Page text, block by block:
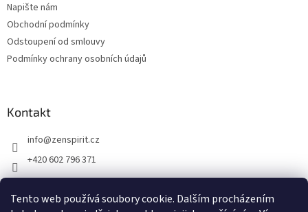
Tento web používá soubory cookie. Dalším procházením
Napište nám
Obchodní podmínky
Odstoupení od smlouvy
Podmínky ochrany osobních údajů
Kontakt
info@zenspirit.cz
+420 602 796 371